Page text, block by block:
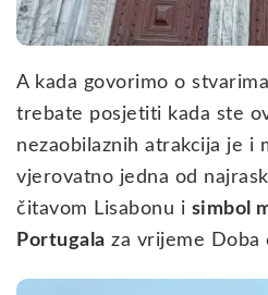
A kada govorimo o
trebate posjetiti kada ste
nezaobilaznih atrakcija je i
vjerovatno jedna od
čitavom Lisabonu i simbol
Portugala za vrijeme Doba